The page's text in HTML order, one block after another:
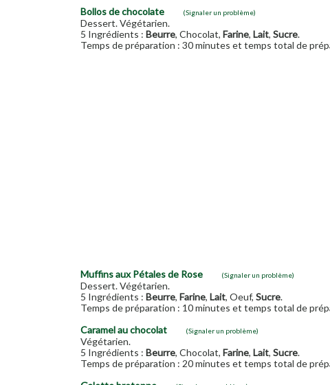
Bollos de chocolate
(Signaler un problème)
Dessert. Végétarien.
5 Ingrédients : Beurre, Chocolat, Farine, Lait, Sucre.
Temps de préparation : 30 minutes et temps total de
Muffins aux Pétales de Rose (Signaler un problème)
Dessert. Végétarien.
5 Ingrédients : Beurre, Farine, Lait, Oeuf, Sucre.
Temps de préparation : 10 minutes et temps total de
Caramel au chocolat
(Signaler un problème)
Végétarien.
5 Ingrédients : Beurre, Chocolat, Farine, Lait, Sucre.
Temps de préparation : 20 minutes et temps total de